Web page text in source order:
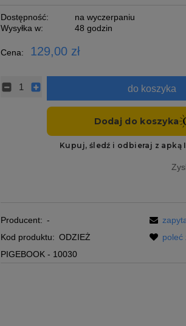
Dostępność:
na wyczerpaniu
Wysyłka w:
48 godzin
Cena: 129,00 zł
do koszyka
Producent: -
Kod produktu: ODZIEŻ
PIGEBOOK - 10030
poleć